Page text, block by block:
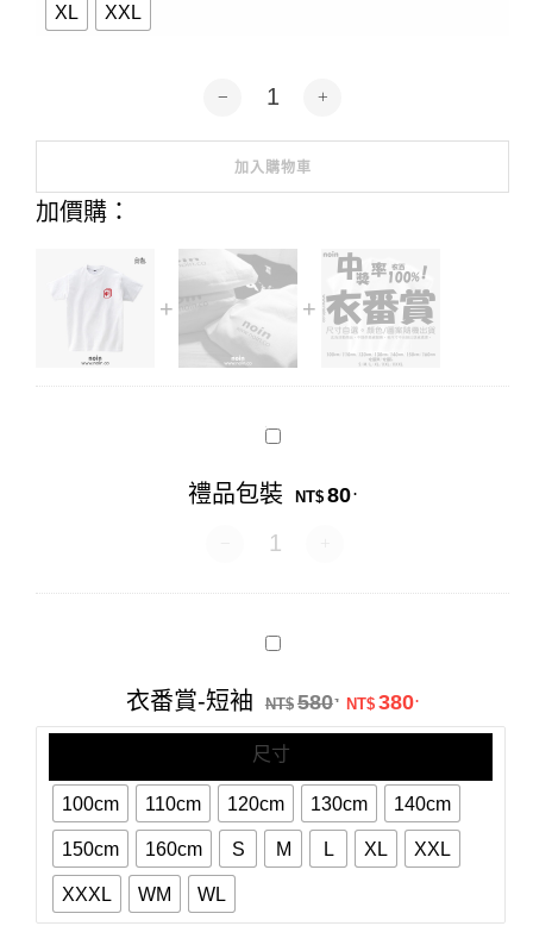
XL XXL
紅中-短袖.長袖10色 數量
加入購物車
Alternative:
加價購：
禮
裝
禮品包裝 NT$ 80.
禮品包裝 數量
衣
短
袖
衣番賞-短袖 NT$ 580. 原始價格：
NT$ 380.目前價格
尺寸
100cm 110cm 120cm 130cm 140cm
150cm 160cm S M L XL XXL
XXXL WM WL